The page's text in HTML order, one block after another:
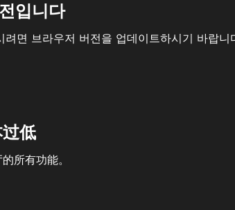
입니다
면 브라우저 버전을 업데이트하시기 바랍니
低
所有功能。